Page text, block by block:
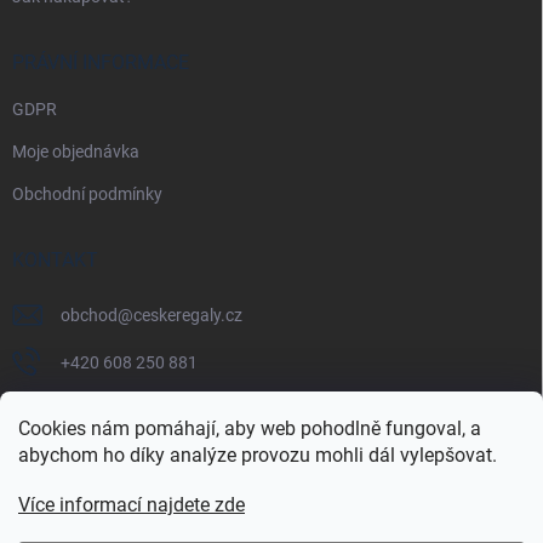
Cookies nám pomáhají, aby web pohodlně fungoval, a
abychom ho díky analýze provozu mohli dál vylepšovat.
Více informací najdete zde
PRÁVNÍ INFORMACE
GDPR
Moje objednávka
Obchodní podmínky
KONTAKT
obchod@ceskeregaly.cz
+420 608 250 881